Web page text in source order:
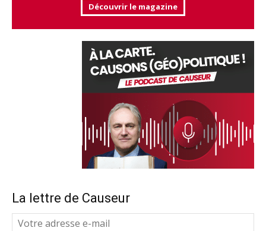
Découvrir le magazine
La lettre de Causeur